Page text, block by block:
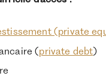
(private
(private debt)